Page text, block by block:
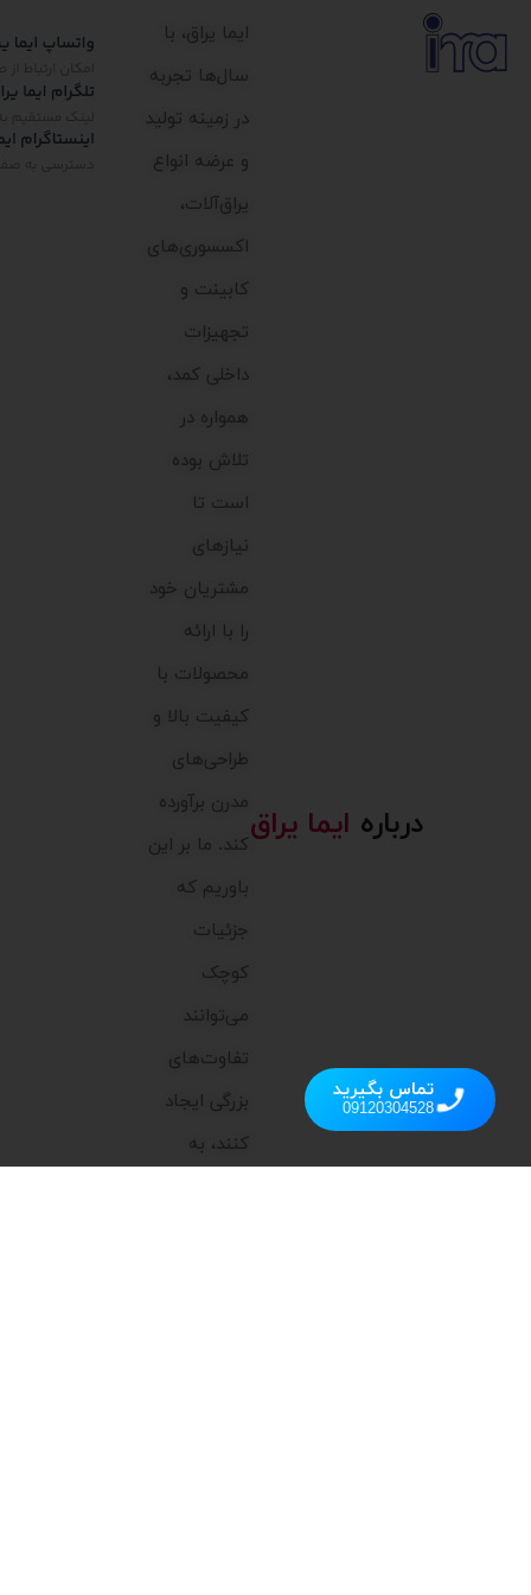
درباره ایما یراق
ایما یراق، با
سال‌ها تجربه
در زمینه تولید
و عرضه انواع
یراق‌آلات،
اکسسوری‌های
کابینت و
تجهیزات
داخلی کمد،
همواره در
تلاش بوده
است تا
نیازهای
مشتریان خود
را با ارائه
محصولات با
کیفیت بالا و
طراحی‌های
مدرن برآورده
کند. ما بر این
باوریم که
جزئیات
کوچک
می‌توانند
تفاوت‌های
بزرگی ایجاد
کنند، به
تماس بگیرید
09120304528